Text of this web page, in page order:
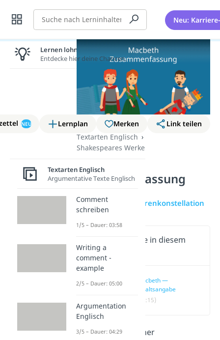
Suche Neu:
NEU Lernplan Merken
Link teilen
Textarten Englisch
Shakespeares Werke
Macbeth –
Zusammenfassung
Übersicht Figurenkonstellation
Wichtige Inhalte in diesem
Video
Macbeth —
Inhaltsangabe
(00:15)
Suchst du nach einer
Lernen lohnt sich!
Entdecke hier deine Chancen.
Textarten Englisch
Argumentative Texte Englisch
Comment
schreiben
1/5 – Dauer: 03:58
Writing a
comment -
example
2/5 – Dauer: 05:00
Argumentation
Englisch
3/5 – Dauer: 04:29